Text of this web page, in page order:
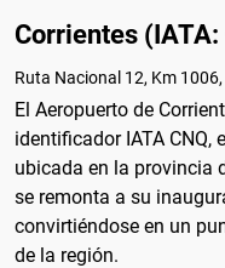
Corrientes (IATA:
Ruta Nacional 12, Km
El Aeropuerto de
identificador IATA CNQ,
ubicada en la provincia
se remonta a su
convirtiéndose en un
de la región.